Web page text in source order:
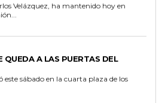
Velázquez, ha mantenido hoy en
QUEDA A LAS PUERTAS DEL
sábado en la cuarta plaza de los